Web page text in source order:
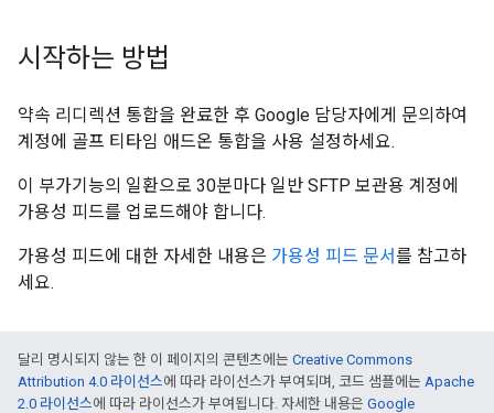
시작하는 방법
약속 리디렉션 통합을 완료한 후 Google 담당자에게 문의하여
계정에 골프 티타임 애드온 통합을 사용 설정하세요.
이 부가기능의 일환으로 30분마다 일반 SFTP 보관용 계정에
가용성 피드를 업로드해야 합니다.
가용성 피드에 대한 자세한 내용은 가용성 피드 문서를 참고하
세요.
달리 명시되지 않는 한 이 페이지의 콘텐츠에는 Creative Commons
Attribution 4.0 라이선스에 따라 라이선스가 부여되며, 코드 샘플에는 Apache
2.0 라이선스에 따라 라이선스가 부여됩니다. 자세한 내용은 Google